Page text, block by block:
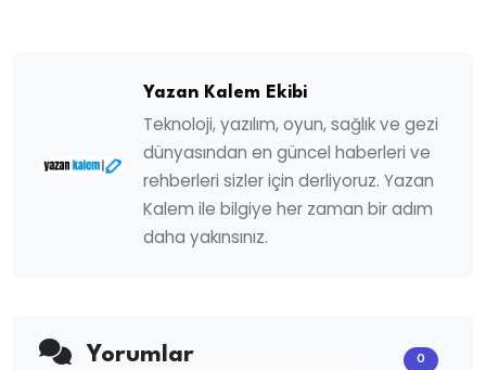
Yazan Kalem Ekibi
Teknoloji, yazılım, oyun, sağlık ve gezi
dünyasından en güncel haberleri ve
rehberleri sizler için derliyoruz. Yazan
Kalem ile bilgiye her zaman bir adım
daha yakınsınız.
Yorumlar 0